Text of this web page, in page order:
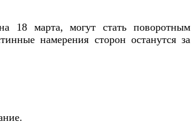
18 марта, могут стать поворотным
намерения сторон останутся за